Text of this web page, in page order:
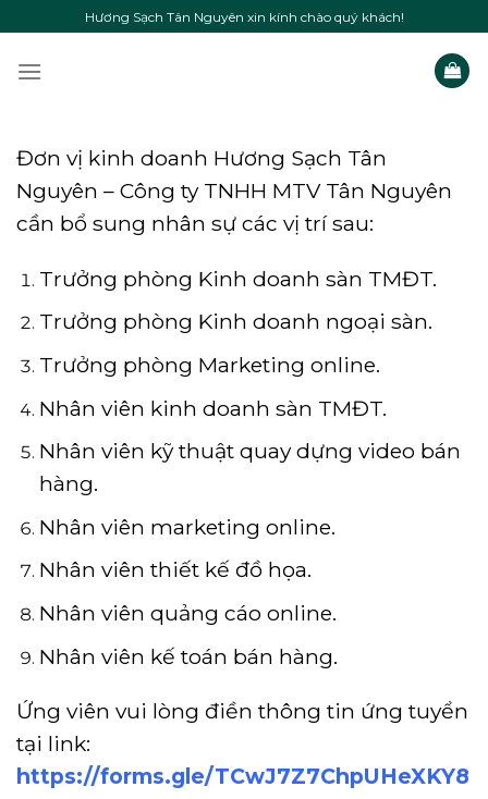
to
content
Hương Sạch Tân Nguyên xin kính chào quý khách!
Đơn vị kinh doanh Hương Sạch Tân
Nguyên – Công ty TNHH MTV Tân Nguyên
cần bổ sung nhân sự các vị trí sau:
Trưởng phòng Kinh doanh sàn TMĐT.
Trưởng phòng Kinh doanh ngoại sàn.
Trưởng phòng Marketing online.
Nhân viên kinh doanh sàn TMĐT.
Nhân viên kỹ thuật quay dựng video bán
hàng.
Nhân viên marketing online.
Nhân viên thiết kế đồ họa.
Nhân viên quảng cáo online.
Nhân viên kế toán bán hàng.
Ứng viên vui lòng điền thông tin ứng tuyển
tại link:
https://forms.gle/TCwJ7Z7ChpUHeXKY8